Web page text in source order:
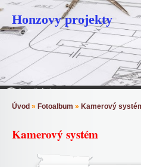
Honzovy projekty
Úvod » Fotoalbum » Kamerový
Kamerový systém